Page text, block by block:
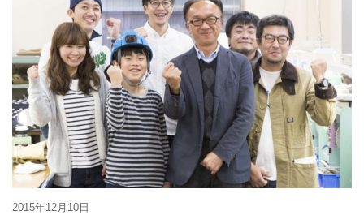
2015年12月10日